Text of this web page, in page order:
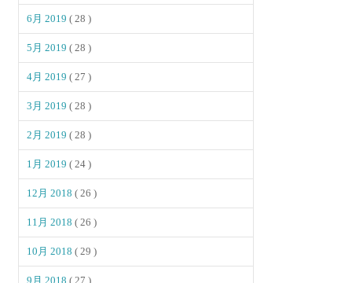
6月 2019( 28 )
5月 2019( 28 )
4月 2019( 27 )
3月 2019( 28 )
2月 2019( 28 )
1月 2019( 24 )
12月 2018( 26 )
11月 2018( 26 )
10月 2018( 29 )
9月 2018( 27 )